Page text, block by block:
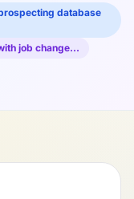
database
job change…